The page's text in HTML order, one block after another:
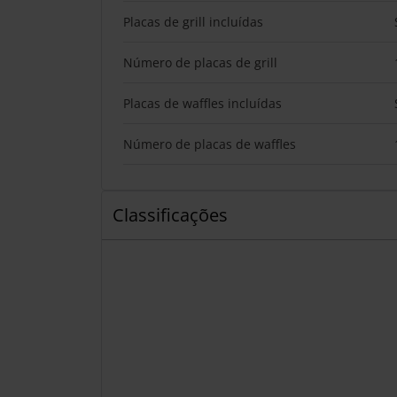
Placas de grill incluídas
Número de placas de grill
Placas de waffles incluídas
Número de placas de waffles
Classificações